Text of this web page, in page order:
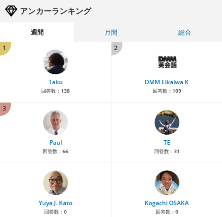
アンカーランキング
週間 月間
総合
1
Taku
回答数： 138
2
DMM Eikaiwa K
回答数： 109
3
Paul
回答数： 66
TE
回答数： 31
Yuya J. Kato
回答数： 0
Kogachi OSAKA
回答数： 0